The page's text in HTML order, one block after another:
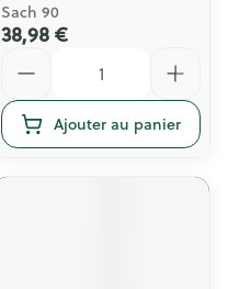
Sach 90
38,98 €
Ajouter au panier